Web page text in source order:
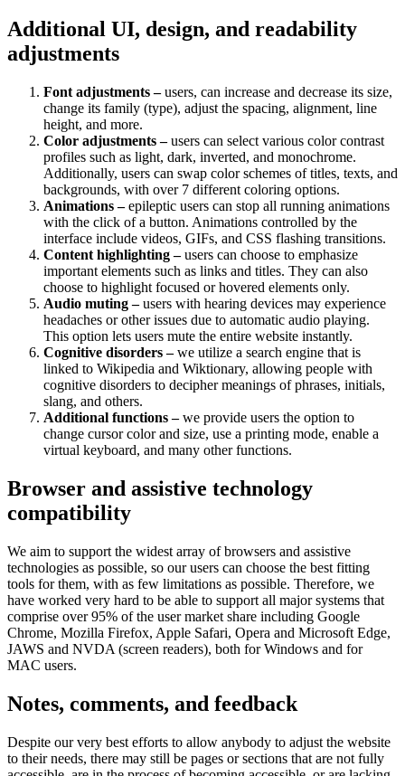
Additional UI, design, and readability
adjustments
Font adjustments –users, can increase and decrease its size,
change its family (type), adjust the spacing, alignment, line
height, and more.
Color adjustments –users can select various color contrast
profiles such as light, dark, inverted, and monochrome.
Additionally, users can swap color schemes of titles, texts, and
backgrounds, with over 7 different coloring options.
Animations –epileptic users can stop all running animations
with the click of a button. Animations controlled by the
interface include videos, GIFs, and CSS flashing transitions.
Content highlighting –users can choose to emphasize
important elements such as links and titles. They can also
choose to highlight focused or hovered elements only.
Audio muting –users with hearing devices may experience
headaches or other issues due to automatic audio playing.
This option lets users mute the entire website instantly.
Cognitive disorders –we utilize a search engine that is
linked to Wikipedia and Wiktionary, allowing people with
cognitive disorders to decipher meanings of phrases, initials,
slang, and others.
Additional functions –we provide users the option to
change cursor color and size, use a printing mode, enable a
virtual keyboard, and many other functions.
Browser and assistive technology
compatibility
We aim to support the widest array of browsers and assistive
technologies as possible, so our users can choose the best fitting
tools for them, with as few limitations as possible. Therefore, we
have worked very hard to be able to support all major systems that
comprise over 95% of the user market share including Google
Chrome, Mozilla Firefox, Apple Safari, Opera and Microsoft Edge,
JAWS and NVDA (screen readers), both for Windows and for
MAC users.
Notes, comments, and feedback
Despite our very best efforts to allow anybody to adjust the website
to their needs, there may still be pages or sections that are not fully